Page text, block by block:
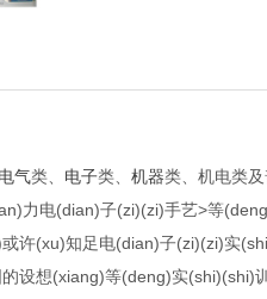
电气类、 电子类、机器类、机电类
力电(dian)子(zi)(zi)手艺>等
许(xu)知足电(dian)子(zi)(zi)实
设想(xiang)等(deng)实(shi)(shi)